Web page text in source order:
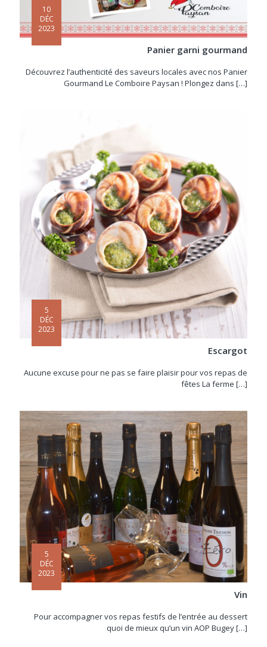
10
DÉC
2023
Panier garni gourmand
Découvrez l’authenticité des saveurs locales avec nos Panier
Gourmand Le Comboire Paysan ! Plongez dans […]
5
DÉC
2023
Escargot
Aucune excuse pour ne pas se faire plaisir pour vos repas de
fêtes La ferme […]
5
DÉC
2023
Vin
Pour accompagner vos repas festifs de l’entrée au dessert
quoi de mieux qu’un vin AOP Bugey[…]